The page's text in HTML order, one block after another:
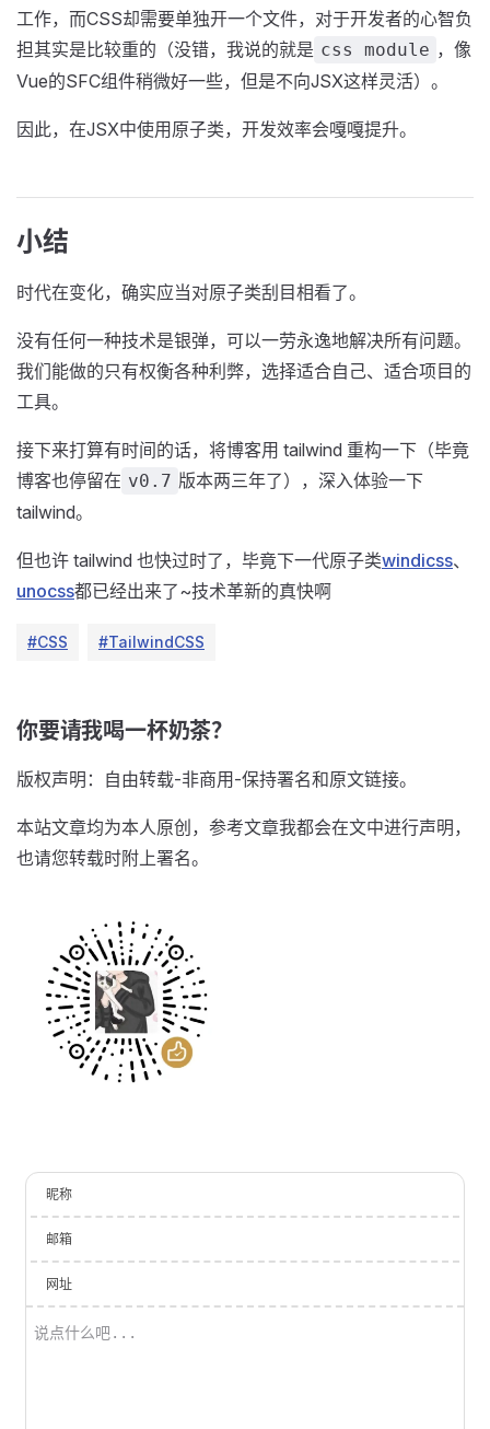
工作，而CSS却需要单独开一个文件，对于开发者的心智负
担其实是比较重的（没错，我说的就是 css module ，像
Vue的SFC组件稍微好一些，但是不向JSX这样灵活）。
因此，在JSX中使用原子类，开发效率会嘎嘎提升。
小结
时代在变化，确实应当对原子类刮目相看了。
没有任何一种技术是银弹，可以一劳永逸地解决所有问题。
我们能做的只有权衡各种利弊，选择适合自己、适合项目的
工具。
接下来打算有时间的话，将博客用 tailwind 重构一下（毕竟
博客也停留在 v0.7 版本两三年了），深入体验一下
tailwind。
但也许 tailwind 也快过时了，毕竟下一代原子类windicss、
unocss都已经出来了~技术革新的真快啊
#CSS #TailwindCSS
你要请我喝一杯奶茶？
版权声明：自由转载-非商用-保持署名和原文链接。
本站文章均为本人原创，参考文章我都会在文中进行声明，
也请您转载时附上署名。
昵称
邮箱
网址